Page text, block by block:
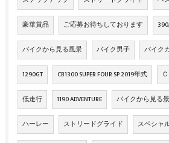
豪華賞品 ご応募お待ちしております
バイクから見る風景 バイク男子 バイク
1290GT CB1300 SUPER FOUR SP 2019年式
低走行 1190 ADVENTURE バイクから見る
ハーレー ストリードグライド スペシャ